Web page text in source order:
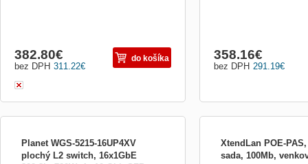
311.22€
bez DPH
382.80€ do košíka
291.19€
bez DPH
358.16€
Planet WGS-5215-16UP4XV
plochý L2 switch, 16x1GbE
XtendLan POE-
sada, 100Mb,